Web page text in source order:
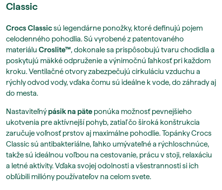
Classic
Crocs Classicsú legendárne ponožky, ktoré definujú pojem
celodenného pohodlia. Sú vyrobené z patentovaného
materiálu Croslite™, dokonale sa prispôsobujú tvaru chodidla a
poskytujú mäkké odpruženie a výnimočnú ľahkosť pri každom
kroku. Ventilačné otvory zabezpečujú cirkuláciu vzduchu a
rýchly odvod vody, vďaka čomu sú ideálne k vode, do záhrady aj
do mesta.
Nastaviteľnýpásik na päte ponúka možnosť pevnejšieho
ukotvenia pre aktívnejší pohyb, zatiaľ čo široká konštrukcia
zaručuje voľnosť prstov aj maximálne pohodlie. Topánky Crocs
Classic sú antibakteriálne, ľahko umývateľné a rýchloschnúce,
takže sú ideálnou voľbou na cestovanie, prácu v stoji, relaxáciu
a letné aktivity. Vďaka svojej odolnosti a všestrannosti si ich
obľúbili milióny používateľov na celom svete.